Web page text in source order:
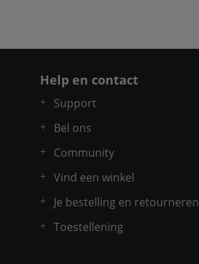
Help en contact
Support
Bel ons
Community
Vind een winkel
Je bestelling en retourneren
Toestellening